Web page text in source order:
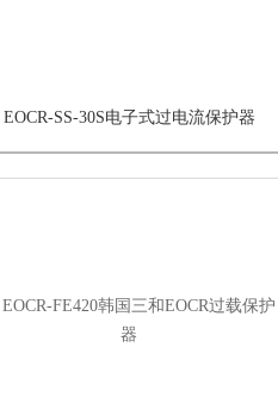
EOCR-SS-30S电子式过电流保护器